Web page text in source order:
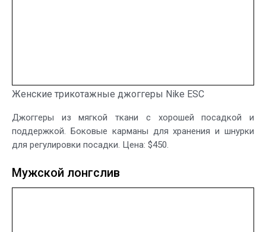
Женские трикотажные джоггеры Nike ESC
Джоггеры из мягкой ткани с хорошей посадкой и
поддержкой. Боковые карманы для хранения и шнурки
для регулировки посадки. Цена: $450.
Мужской лонгслив